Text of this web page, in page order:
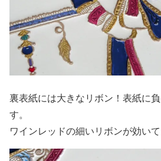
裏表紙には大きなリボン！表紙に
す。
ワインレッドの細いリボンが効い